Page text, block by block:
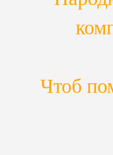
Чтоб